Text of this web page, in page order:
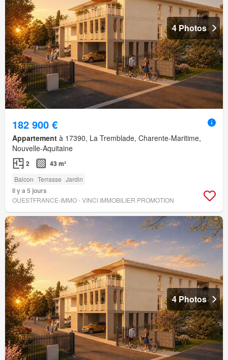
4 Photos
182 900 €
Appartement à 17390, La Tremblade, Charente-Maritime,
Nouvelle-Aquitaine
2 43 m²
Balcon Terrasse Jardin
Il y a 5 jours
OUESTFRANCE-IMMO - VINCI IMMOBILIER PROMOTION
4 Photos